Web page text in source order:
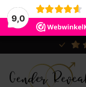
9,0